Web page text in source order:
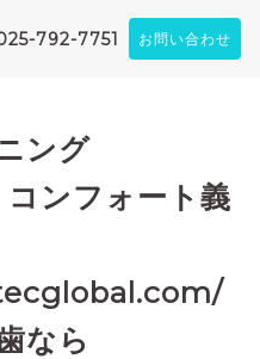
792-7751 お問い合わせ
ング
ンフォート義
歯なら